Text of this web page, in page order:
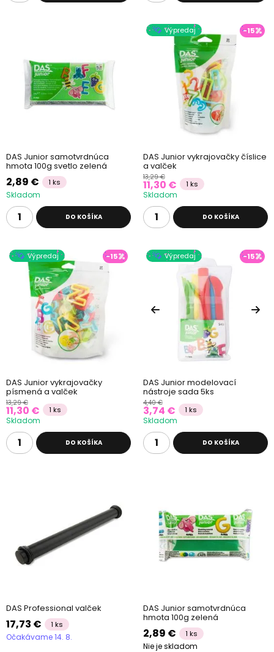
DAS Junior samotvrdnúca
hmota 100g svetlo zelená
2,89 € 1 ks
Skladom
DO KOŠÍKA
Výpredaj -15
DAS Junior vykrajovačky číslice
a valček
13,29 €
11,30 € 1 ks
Skladom
DO KOŠÍKA
Výpredaj -15
DAS Junior vykrajovačky
písmená a valček
13,29 €
11,30 € 1 ks
Skladom
DO KOŠÍKA
Výpredaj -15
DAS Junior modelovací
nástroje sada 5ks
4,40 €
3,74 € 1 ks
Skladom
DO KOŠÍKA
DAS Professional valček
17,73 € 1 ks
Očakávame 14. 8.
DAS Junior samotvrdnúca
hmota 100g zelená
2,89 € 1 ks
Nie je skladom